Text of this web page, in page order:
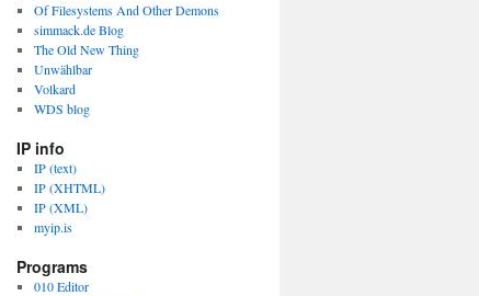
Of Filesystems And Other Demons
simmack.de Blog
The Old New Thing
Unwählbar
Volkard
WDS blog
IP info
IP (text)
IP (XHTML)
IP (XML)
myip.is
Programs
010 Editor